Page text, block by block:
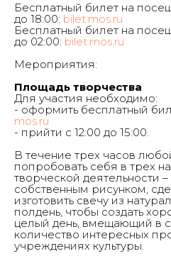
Бесплатный билет на
до 18:00: bilet.mos.ru
Бесплатный билет на
до 02:00: bilet.mos.ru
Мероприятия:
Площадь творчества
Для участия необходимо:
- оформить бесплатный
mos.ru
- прийти с 12:00 до 15:00.
В течение трех часов
попробовать себя в трех
творческой деятельности –
собственным рисунком,
изготовить свечу из
полдень, чтобы создать
целый день, вмещающий в
количество интересных
учреждениях культуры.